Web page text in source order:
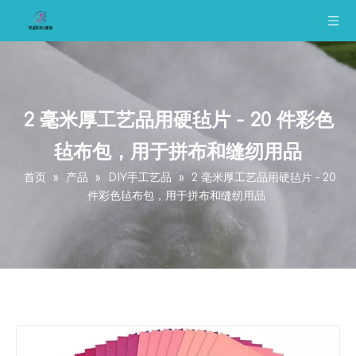
2 毫米厚工艺品用硬毡片 - 20 件彩色
毡布包，用于拼布和缝纫用品
首页 » 产品 » DIY手工艺品 »
2 毫米厚工艺品用硬毡片 - 20
件彩色毡布包，用于拼布和缝纫用品